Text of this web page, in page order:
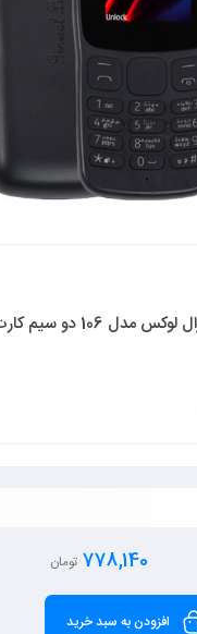
گوشی موبایل جنرال
778,140 تومان
افزودن به سبد خرید